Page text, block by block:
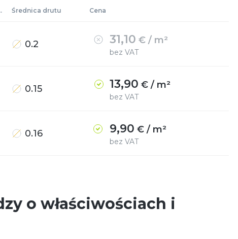
skośna, płócienna,
Siatka tkana na bazie
mm Średnica drutu Cena
0.2 31,10 € / m²
bez VAT
0.15 13,90 € / m²
bez VAT
0.16 9,90 € / m²
bez VAT
o właściwościach i